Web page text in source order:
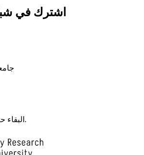
اشترك في
البقاء حتى موعد مع كل الأخبار.